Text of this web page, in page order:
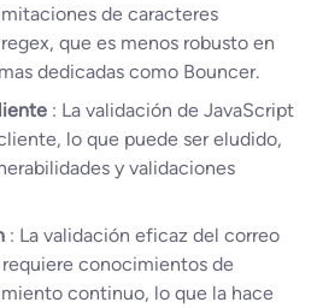
de caracteres
que es menos robusto en
dedicadas como Bouncer.
: La validación de JavaScript
lo que puede ser eludido,
y validaciones
: La validación eficaz del correo
conocimientos de
continuo, lo que la hace